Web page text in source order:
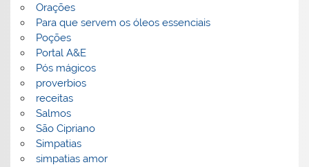
Orações
Para que servem os óleos essenciais
Poções
Portal A&E
Pós mágicos
proverbios
receitas
Salmos
São Cipriano
Simpatias
simpatias amor